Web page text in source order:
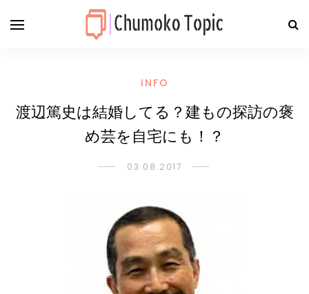
INFO
渡辺篤史は結婚してる？建もの探訪の褒
め芸を自宅にも！？
03.08.2017